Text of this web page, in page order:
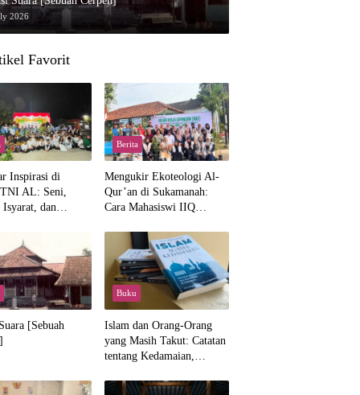
2026
Favorit
Inspirasi di
AL: Seni,
Isyarat, dan
Berita
Mengukir Ekoteologi Al-
Qur’an di Sukamanah:
Cara Mahasiswi IIQ
Jonggol
[Sebuah
Buku
Islam dan Orang-Orang
yang Masih Takut: Catatan
tentang Kedamaian,
dalam Pemikiran Masykuri